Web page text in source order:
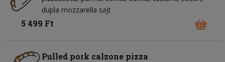
dupla mozzarella sajt
5 499 Ft
Pulled pork calzone pizza